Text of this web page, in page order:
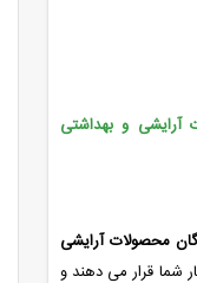
آرایشی و بهداشتی
محصولات آرایشی
شما قرار می دهند و